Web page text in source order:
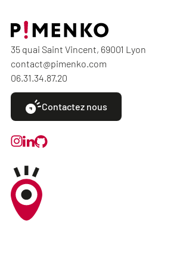
35 quai Saint Vincent, 69001 Lyon
contact@pimenko.com
06.31.34.87.20
Contactez nous